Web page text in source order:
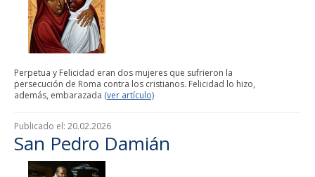
Perpetua y Felicidad eran dos mujeres que sufrieron la
persecución de Roma contra los cristianos. Felicidad lo hizo,
además, embarazada (ver artículo)
Publicado el: 20.02.2026
San Pedro Damián